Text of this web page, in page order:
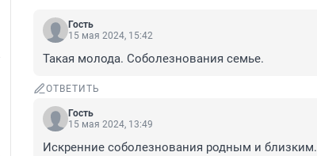
Гость
15 мая 2024, 15:42
Такая молода. Соболезнования семье.
ОТВЕТИТЬ
Гость
15 мая 2024, 13:49
Искренние соболезнования родным и близким.